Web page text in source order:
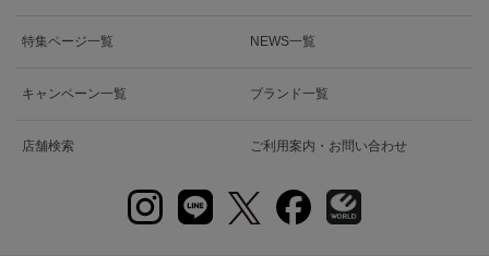
特集ページ一覧 NEWS一覧
キャンペーン一覧 ブランド一覧
店舗検索 ご利用案内・お問い合わせ